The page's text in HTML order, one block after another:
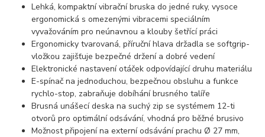
Lehká, kompaktní vibrační bruska do jedné ruky, vysoce
ergonomická s omezenými vibracemi speciálním
vyvažováním pro neúnavnou a klouby šetřící práci
Ergonomicky tvarovaná, příruční hlava držadla se softgrip-
vložkou zajišťuje bezpečné držení a dobré vedení
Elektronické nastavení otáček odpovídající druhu materiálu
E-spínač na jednoduchou, bezpečnou obsluhu a funkce
rychlo-stop, zabraňuje dobíhání brusného talíře
Brusná unášecí deska na suchý zip se systémem 12-ti
otvorů pro optimální odsávání, vhodná pro běžné brusivo
Možnost připojení na externí odsávání prachu Ø 27 mm,